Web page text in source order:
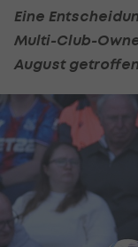
Eine
Multi-Club-
August